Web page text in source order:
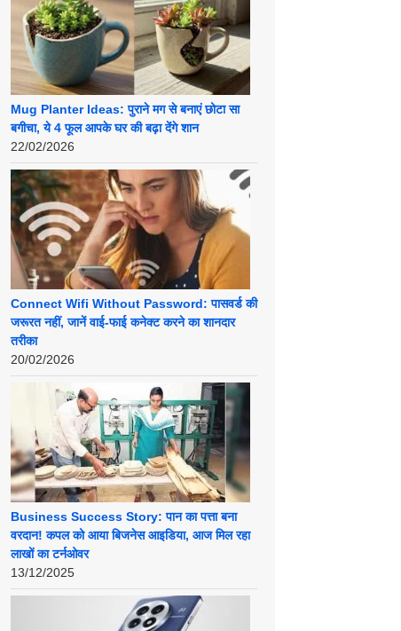
Mug Planter Ideas: पुराने मग से बनाएं छोटा सा
बगीचा, ये 4 फूल आपके घर की बढ़ा देंगे शान
22/02/2026
Connect Wifi Without Password: पासवर्ड की
जरूरत नहीं, जानें वाई-फाई कनेक्ट करने का शानदार
तरीका
20/02/2026
Business Success Story: पान का पत्ता बना
वरदान! कपल को आया बिजनेस आइडिया, आज मिल रहा
लाखों का टर्नओवर
13/12/2025